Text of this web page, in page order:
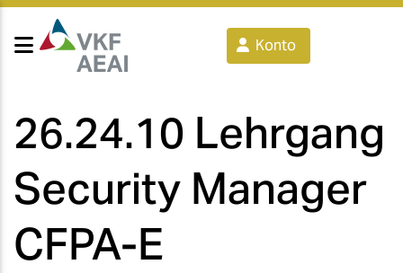
Konto
26.24.10 Lehrgang
Security Manager
CFPA-E